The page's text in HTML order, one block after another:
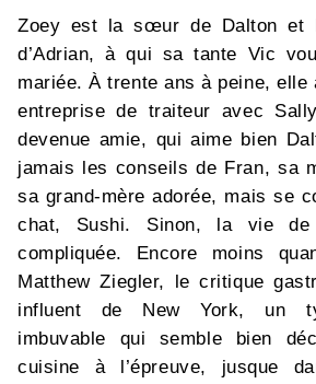
Zoey est la sœur de Dalton et
d’Adrian, à qui sa tante Vic
mariée. À trente ans à peine, elle
entreprise de traiteur avec
devenue amie, qui aime bien
jamais les conseils de Fran, sa
sa grand-mère adorée, mais se
chat, Sushi. Sinon, la vie de
compliquée. Encore moins
Matthew Ziegler, le critique
influent de New York, un
imbuvable qui semble bien
cuisine à l’épreuve, jusque